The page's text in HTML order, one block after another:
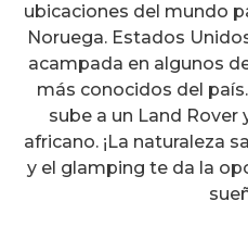
ubicaciones del mundo
Noruega. Estados
acampada en algunos
más conocidos del
sube a un Land
africano. ¡La naturaleza
y el glamping te da la
Protocolos